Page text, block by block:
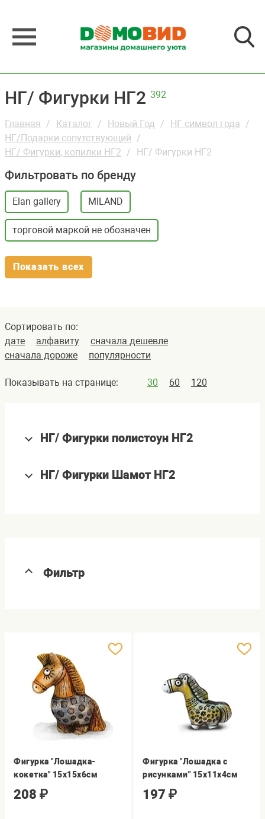
НГ/ Фигурки НГ2 392
Главная Каталог Новый Год
НГ символ года
НГ/Подарки сопутствующий
НГ/ Фигурки, копилки НГ2
НГ/ Фигурки НГ2
Фильтровать по бренду
Elan gallery MILAND
торговой маркой не обозначен
Показать всех
Сортировать по:
дате
алфавиту
сначала дешевле
сначала дороже
популярности
Показывать на странице: 30 60 120
НГ/ Фигурки полистоун НГ2
НГ/ Фигурки Шамот НГ2
Фильтр
Фигурка "Лошадка-
кокетка" 15х15х6см
208 ₽
Фигурка "Лошадка с
рисунками" 15х11х4см
197 ₽